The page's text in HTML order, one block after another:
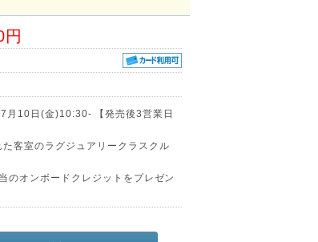
10日(金)10:30- 【発売後3営業日
客室のラグジュアリークラスクル
のオンボードクレジットをプレゼン